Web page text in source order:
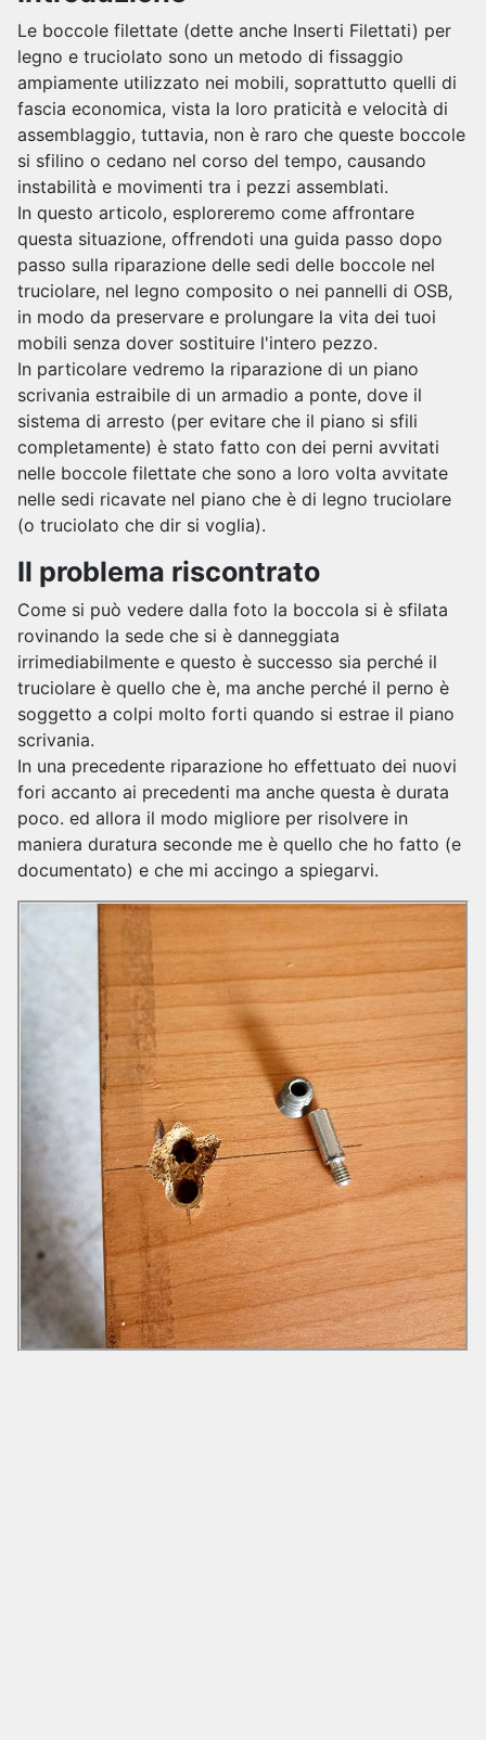
Le boccole filettate (dette anche Inserti Filettati) per
legno e truciolato sono un metodo di fissaggio
ampiamente utilizzato nei mobili, soprattutto quelli di
fascia economica, vista la loro praticità e velocità di
assemblaggio, tuttavia, non è raro che queste boccole
si sfilino o cedano nel corso del tempo, causando
instabilità e movimenti tra i pezzi assemblati.
In questo articolo, esploreremo come affrontare
questa situazione, offrendoti una guida passo dopo
passo sulla riparazione delle sedi delle boccole nel
truciolare, nel legno composito o nei pannelli di OSB,
in modo da preservare e prolungare la vita dei tuoi
mobili senza dover sostituire l'intero pezzo.
In particolare vedremo la riparazione di un piano
scrivania estraibile di un armadio a ponte, dove il
sistema di arresto (per evitare che il piano si sfili
completamente) è stato fatto con dei perni avvitati
nelle boccole filettate che sono a loro volta avvitate
nelle sedi ricavate nel piano che è di legno truciolare
(o truciolato che dir si voglia).
Il problema riscontrato
Come si può vedere dalla foto la boccola si è sfilata
rovinando la sede che si è danneggiata
irrimediabilmente e questo è successo sia perché il
truciolare è quello che è, ma anche perché il perno è
soggetto a colpi molto forti quando si estrae il piano
scrivania.
In una precedente riparazione ho effettuato dei nuovi
fori accanto ai precedenti ma anche questa è durata
poco. ed allora il modo migliore per risolvere in
maniera duratura seconde me è quello che ho fatto (e
documentato) e che mi accingo a spiegarvi.